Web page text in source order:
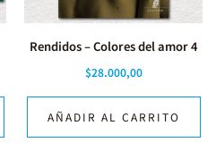
Rendidos – Colores del amor 4
$28.000,00
AÑADIR AL CARRITO